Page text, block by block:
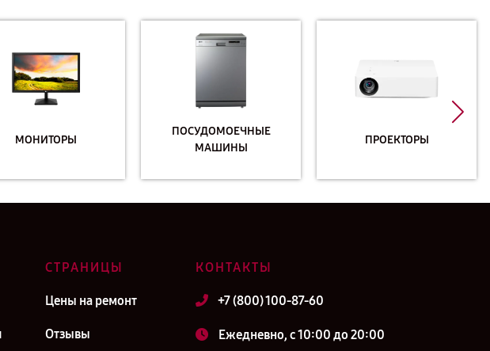
МОНИТОРЫ
ПОСУДОМОЕЧНЫЕ
МАШИНЫ
ПРОЕКТОРЫ
СТРАНИЦЫ
Цены на ремонт
Отзывы
КОНТАКТЫ
+7 (800) 100-87-60
Ежедневно, с 10:00 до 20:00